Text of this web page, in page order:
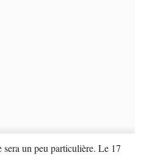
un peu particulière. Le 17